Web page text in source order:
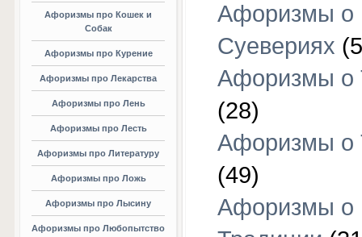
Афоризмы про Кошек и
Собак
Афоризмы про Курение
Афоризмы про Лекарства
Афоризмы про Лень
Афоризмы про Лесть
Афоризмы про Литературу
Афоризмы про Ложь
Афоризмы про Лысину
Афоризмы про Любопытство
Афоризмы о
Суевериях
Афоризмы о
(28)
Афоризмы о
(49)
Афоризмы о